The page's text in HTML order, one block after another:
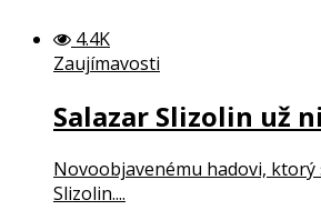
4.4K
Zaujímavosti
Salazar Slizolin už
Novoobjavenému hadovi, ktorý
Slizolin....